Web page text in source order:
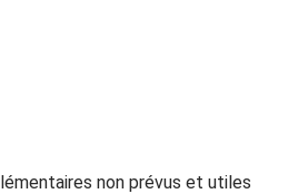
lémentaires non prévus et utiles